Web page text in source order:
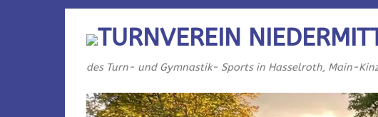
TURNVEREIN
des Turn- und Gymnastik- Sports in Hasselroth, Main-